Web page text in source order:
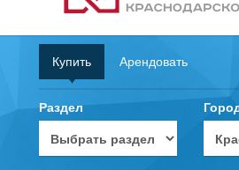
Купить Арендовать
Раздел